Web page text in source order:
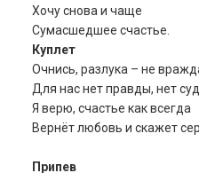
Хочу снова и чаще
Сумасшедшее счастье.
Куплет
Очнись, разлука – не
Для нас нет правды, нет
Я верю, счастье как всегда
Вернёт любовь и скажет
Припев